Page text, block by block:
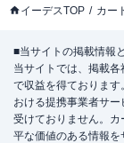
イーデスTOP カー
■当サイトの掲載情報
当サイトでは、掲載
で収益を得ておりま
おける提携事業者サ
受けておりません。
平な価値のある情報